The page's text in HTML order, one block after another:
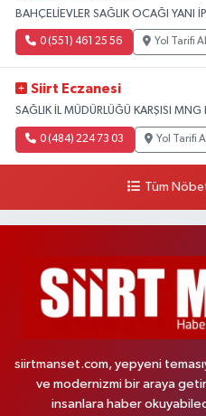
BAHÇELİEVLER SAĞLIK OCAĞI YANI
0 (551) 461 25 56 Yol Tarifi Al
Siirt Eczanesi
SAĞLIK İL MÜDÜRLÜĞÜ KARŞISI MNG
0 (484) 224 73 03 Yol Tarifi Al
Tüm
siirtmanset.com, yepyeni
ve modernizmi bir araya
insanlara haber